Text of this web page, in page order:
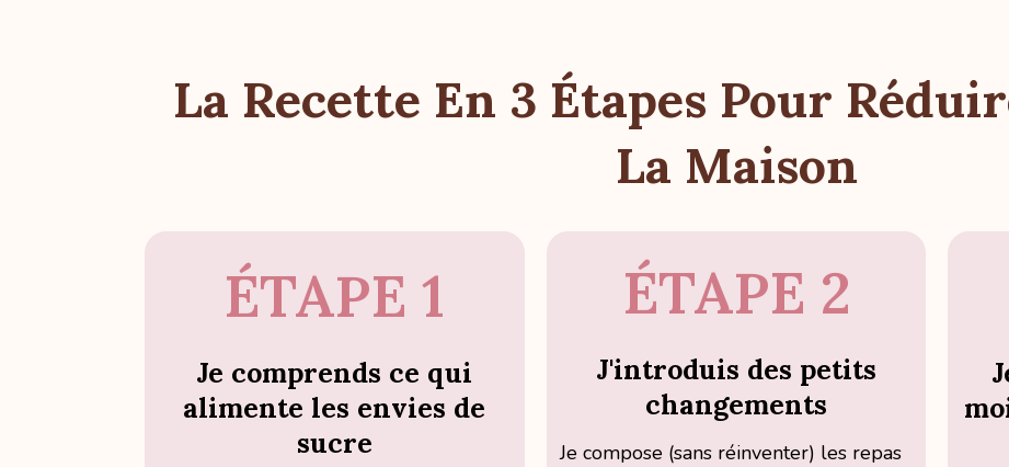
La Recette En 3 Étapes Pour
La Maison
ÉTAPE 1
Je comprends ce qui
alimente les envies de
sucre
ÉTAPE 2
J'introduis des petits
changements
Je compose (sans réinventer) les repas